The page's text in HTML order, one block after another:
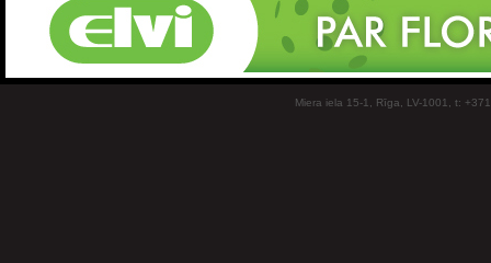
Miera iela 15-1, Rīga, LV-1001, t: